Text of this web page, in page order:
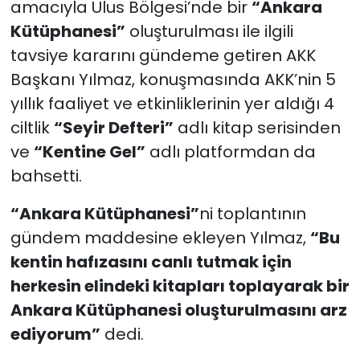
amacıyla Ulus Bölgesi’nde bir “Ankara
Kütüphanesi” oluşturulması ile ilgili
tavsiye kararını gündeme getiren AKK
Başkanı Yılmaz, konuşmasında AKK’nin 5
yıllık faaliyet ve etkinliklerinin yer aldığı 4
ciltlik “Seyir Defteri” adlı kitap serisinden
ve “Kentine Gel” adlı platformdan da
bahsetti.
“Ankara Kütüphanesi”ni toplantının
gündem maddesine ekleyen Yılmaz, “Bu
kentin hafızasını canlı tutmak için
herkesin elindeki kitapları toplayarak bir
Ankara Kütüphanesi oluşturulmasını arz
ediyorum” dedi.